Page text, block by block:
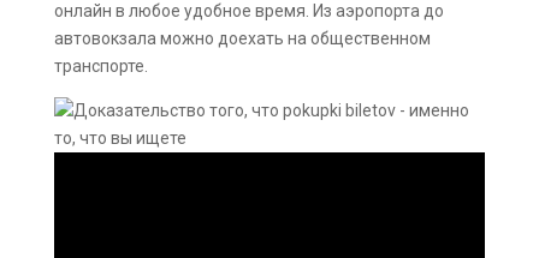
онлайн в любое удобное время. Из аэропорта до
автовокзала можно доехать на общественном
транспорте.